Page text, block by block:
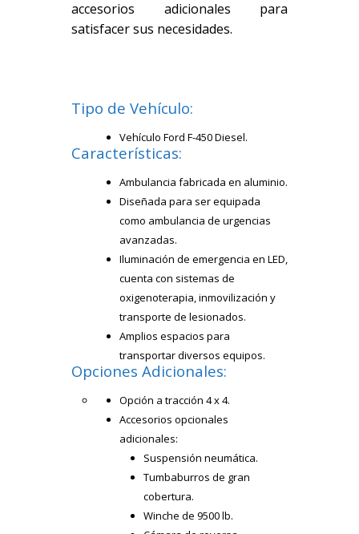
accesorios adicionales para
satisfacer sus necesidades.
Tipo de Vehículo:
Vehículo Ford F-450 Diesel.
Características:
Ambulancia fabricada en aluminio.
Diseñada para ser equipada
como ambulancia de urgencias
avanzadas.
Iluminación de emergencia en LED,
cuenta con sistemas de
oxigenoterapia, inmovilización y
transporte de lesionados.
Amplios espacios para
transportar diversos equipos.
Opciones Adicionales:
Opción a tracción 4 x 4.
Accesorios opcionales
adicionales:
Suspensión neumática.
Tumbaburros de gran
cobertura.
Winche de 9500 lb.